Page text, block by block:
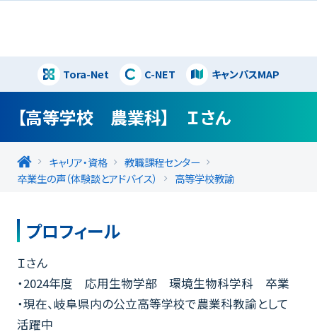
Tora-Net C-NET キャンパスMAP閉じる
【高等学校 農業科】 Ｉさん
キャリア・資格
教職課程センター
卒業生の声（体験談とアドバイス）
高等学校教諭
プロフィール
Ｉさん
・2024年度 応用生物学部 環境生物科学科 卒業
・現在、岐阜県内の公立高等学校で農業科教諭として
活躍中